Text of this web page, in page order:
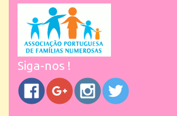
Siga-nos !